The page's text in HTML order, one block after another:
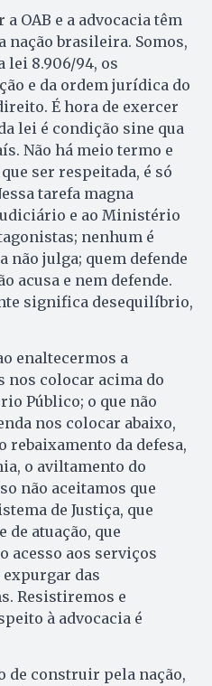
OAB e a advocacia têm
brasileira. Somos,
lei 8.906/94, os
e da ordem jurídica do
É hora de exercer
lei é condição sine qua
Não há meio termo e
ser respeitada, é só
tarefa magna
e ao Ministério
nenhum é
não julga; quem defende
acusa e nem defende.
significa desequilíbrio,
enaltecermos a
nos colocar acima do
Público; o que não
nos colocar abaixo,
da defesa,
o aviltamento do
não aceitamos que
de Justiça, que
de atuação, que
acesso aos serviços
das
Resistiremos e
à advocacia é
de construir pela nação,